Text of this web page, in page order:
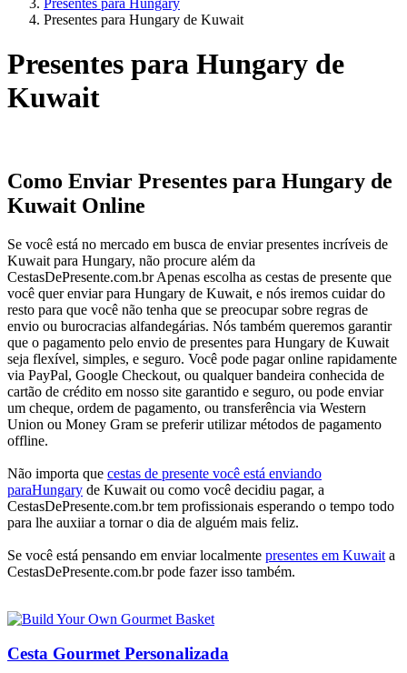
Presentes para Hungary
Presentes para Hungary de Kuwait
Presentes para Hungary de
Kuwait
Como Enviar Presentes para Hungary de
Kuwait Online
Se você está no mercado em busca de enviar presentes incríveis de
Kuwait para Hungary, não procure além da
CestasDePresente.com.br Apenas escolha as cestas de presente que
você quer enviar para Hungary de Kuwait, e nós iremos cuidar do
resto para que você não tenha que se preocupar sobre regras de
envio ou burocracias alfandegárias. Nós também queremos garantir
que o pagamento pelo envio de presentes para Hungary de Kuwait
seja flexível, simples, e seguro. Você pode pagar online rapidamente
via PayPal, Google Checkout, ou qualquer bandeira conhecida de
cartão de crédito em nosso site garantido e seguro, ou pode enviar
um cheque, ordem de pagamento, ou transferência via Western
Union ou Money Gram se preferir utilizar métodos de pagamento
offline.
Não importa que cestas de presente você está enviando
paraHungary de Kuwait ou como você decidiu pagar, a
CestasDePresente.com.br tem profissionais esperando o tempo todo
para lhe auxiiar a tornar o dia de alguém mais feliz.
Se você está pensando em enviar localmente presentes em Kuwait a
CestasDePresente.com.br pode fazer isso também.
Cesta Gourmet Personalizada